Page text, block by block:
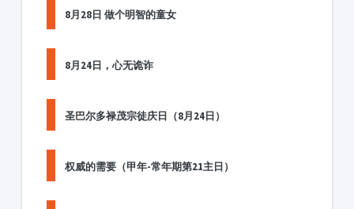
8月28日 做个明智的童女
8月24日，心无诡诈
圣巴尔多禄茂宗徒庆日（8月24日）
权威的需要（甲年-常年期第21主日）